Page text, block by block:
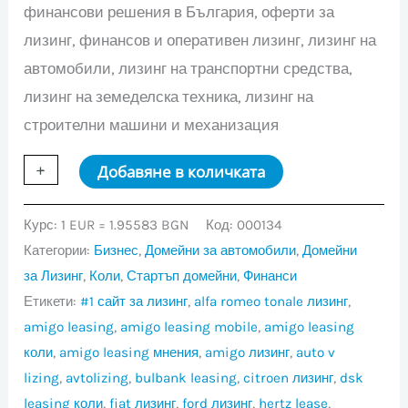
финансови решения в България, оферти за
лизинг, финансов и оперативен лизинг, лизинг на
автомобили, лизинг на транспортни средства,
лизинг на земеделска техника, лизинг на
строителни машини и механизация
-
количество
Lizing.bg
+ Добавяне в количката
Курс: 1 EUR = 1.95583 BGN Код:000134
Категории: Бизнес,Домейни за автомобили,Домейни
за Лизинг, Коли,Стартъп домейни,Финанси
Етикети: #1 сайт за лизинг, alfa romeo tonale лизинг,
amigo leasing, amigo leasing mobile, amigo leasing
коли, amigo leasing мнения, amigo лизинг, auto v
lizing, avtolizing, bulbank leasing,citroen лизинг, dsk
leasing коли,fiat лизинг,ford лизинг, hertz lease,